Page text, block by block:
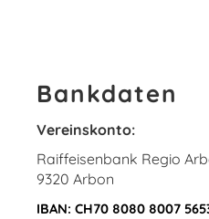
Bankdaten
Vereinskonto:
Raiffeisenbank Regio
9320 Arbon
IBAN: CH70 8080 8007